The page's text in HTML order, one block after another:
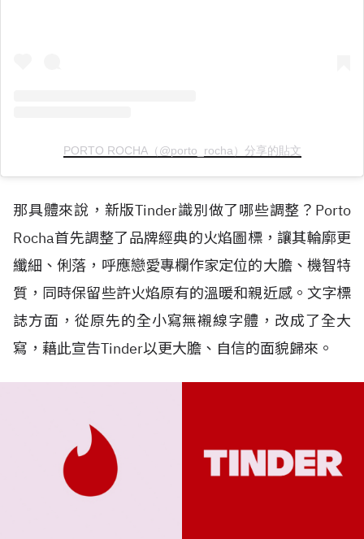
PORTO ROCHA（@porto_rocha）分享的貼文
那具體來說，新版Tinder識別做了哪些調整？Porto
Rocha首先調整了品牌經典的火焰圖標，讓其輪廓更
纖細、俐落，呼應戀愛專欄作家定位的大膽、機智特
質，同時保留些許火焰原有的溫暖和親近感。文字標
誌方面，從原先的全小寫無襯線字體，改成了全大
寫，藉此宣告Tinder以更大膽、自信的面貌歸來。